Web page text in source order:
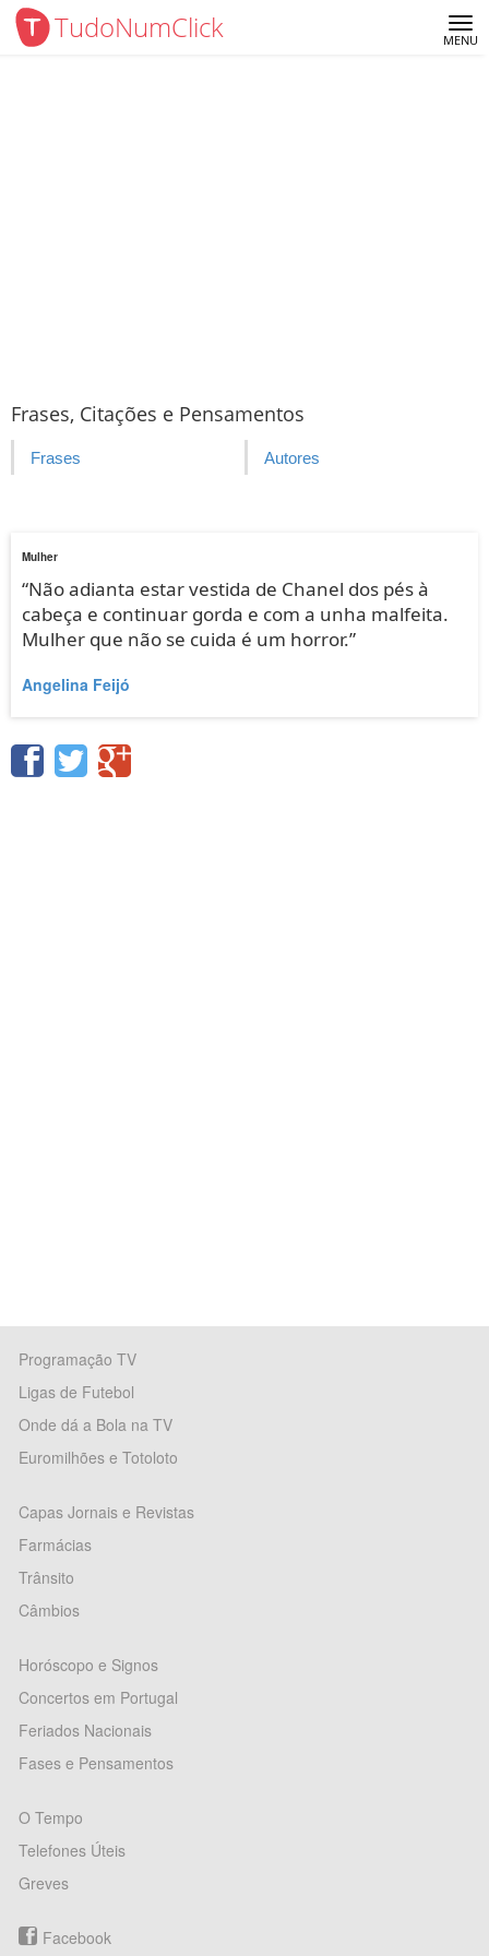
TudoNumClick MENU
Frases, Citações e Pensamentos
Frases Autores
Mulher
“Não adianta estar vestida de Chanel dos pés à
cabeça e continuar gorda e com a unha malfeita.
Mulher que não se cuida é um horror.”
Angelina Feijó
Programação TV
Ligas de Futebol
Onde dá a Bola na TV
Euromilhões e Totoloto
Capas Jornais e Revistas
Farmácias
Trânsito
Câmbios
Horóscopo e Signos
Concertos em Portugal
Feriados Nacionais
Fases e Pensamentos
O Tempo
Telefones Úteis
Greves
Facebook